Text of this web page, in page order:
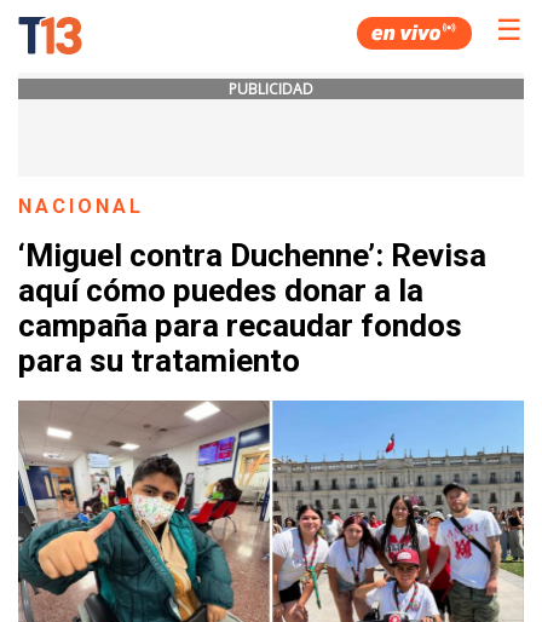
☰
PUBLICIDAD
NACIONAL
‘Miguel contra Duchenne’: Revisa
aquí cómo puedes donar a la
campaña para recaudar fondos
para su tratamiento